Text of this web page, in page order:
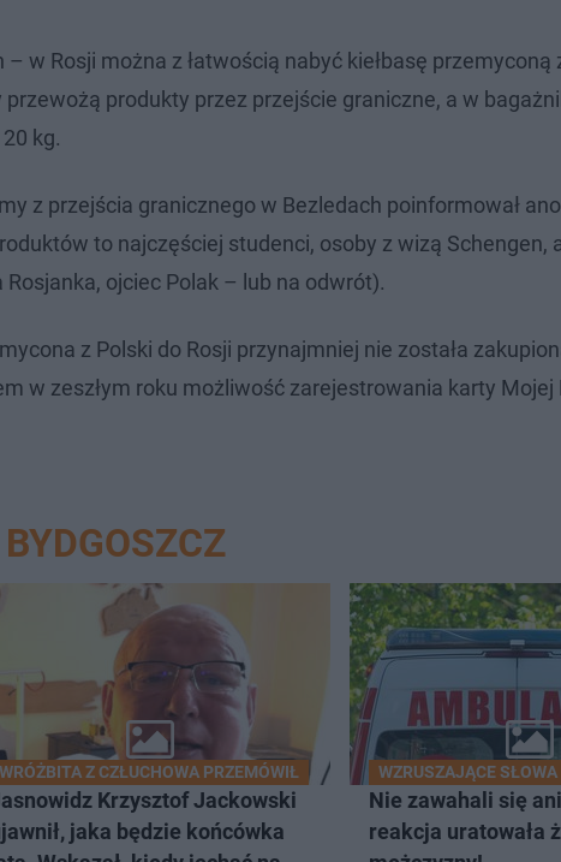
w Rosji można z łatwością nabyć kiełbasę przemyconą
produkty przez przejście graniczne, a w
kg.
z przejścia granicznego w Bezledach poinformował
to najczęściej studenci, osoby z wizą Schengen,
ojciec Polak – lub na odwrót).
z Polski do Rosji przynajmniej nie została
w zeszłym roku możliwość zarejestrowania karty Mojej
WRÓŻBITA Z CZŁUCHOWA PRZEMÓWIŁ
Krzysztof Jackowski
jaka będzie końcówka
WZRUSZAJĄCE SŁOWA
Nie zawahali się
reakcja uratowała